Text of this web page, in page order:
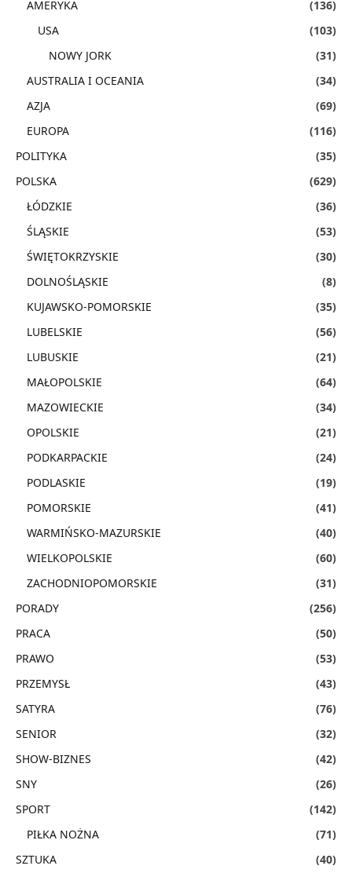
AMERYKA
(136)
USA
(103)
NOWY JORK
(31)
AUSTRALIA I OCEANIA
(34)
AZJA
(69)
EUROPA
(116)
POLITYKA
(35)
POLSKA
(629)
ŁÓDZKIE
(36)
ŚLĄSKIE
(53)
ŚWIĘTOKRZYSKIE
(30)
DOLNOŚLĄSKIE
(8)
KUJAWSKO-POMORSKIE
(35)
LUBELSKIE
(56)
LUBUSKIE
(21)
MAŁOPOLSKIE
(64)
MAZOWIECKIE
(34)
OPOLSKIE
(21)
PODKARPACKIE
(24)
PODLASKIE
(19)
POMORSKIE
(41)
WARMIŃSKO-MAZURSKIE
(40)
WIELKOPOLSKIE
(60)
ZACHODNIOPOMORSKIE
(31)
PORADY
(256)
PRACA
(50)
PRAWO
(53)
PRZEMYSŁ
(43)
SATYRA
(76)
SENIOR
(32)
SHOW-BIZNES
(42)
SNY
(26)
SPORT
(142)
PIŁKA NOŻNA
(71)
SZTUKA
(40)